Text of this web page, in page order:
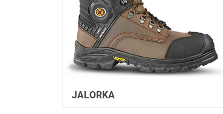
JALORKA